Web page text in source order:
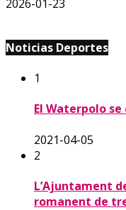
2026-01-23
Noticias Deportes
1
El Waterpolo
2021-04-05
2
L’Ajuntament
romanent de